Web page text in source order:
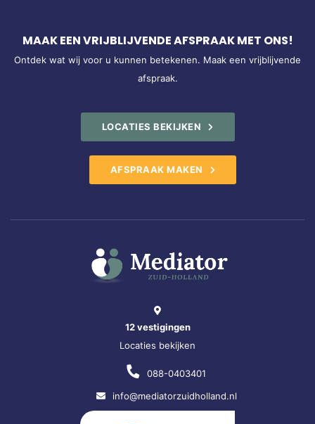
MAAK EEN VRIJBLIJVENDE AFSPRAAK MET ONS!
Ontdek wat wij voor u kunnen betekenen. Maak een vrijblijvende
afspraak.
LOCATIES BEKIJKEN
AFSPRAAK MAKEN
12 vestigingen
Locaties bekijken
088-0403401
info@mediatorzuidholland.nl